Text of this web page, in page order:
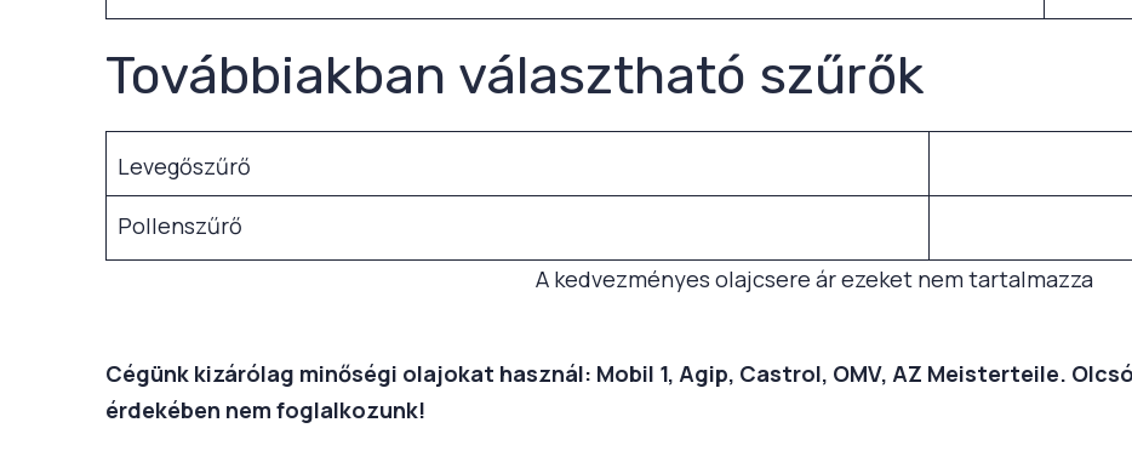
Továbbiakban választható szűrők
Levegőszűrő
Pollenszűrő
A kedvezményes olajcsere ár ezeket nem tartalmazza
Cégünk kizárólag minőségi olajokat használ: Mobil 1, Agip, Castrol, OMV, AZ Meisterteile.
érdekében nem foglalkozunk!